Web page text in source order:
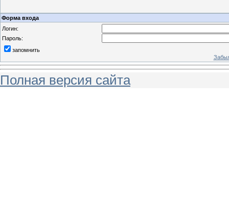
Форма входа
Логин:
Пароль:
запомнить
Полная версия сайта